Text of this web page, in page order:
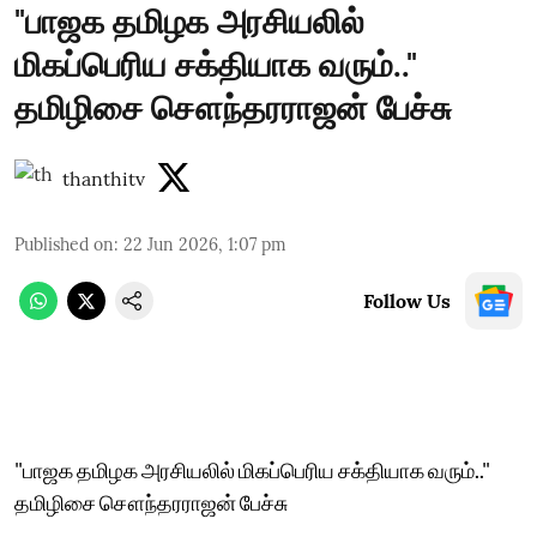
"பாஜக தமிழக அரசியலில்
மிகப்பெரிய சக்தியாக வரும்.."
தமிழிசை சௌந்தரராஜன் பேச்சு
thanthitv
Published on: 22 Jun 2026, 1:07 pm
Follow Us
"பாஜக தமிழக அரசியலில் மிகப்பெரிய சக்தியாக வரும்.."
தமிழிசை சௌந்தரராஜன் பேச்சு